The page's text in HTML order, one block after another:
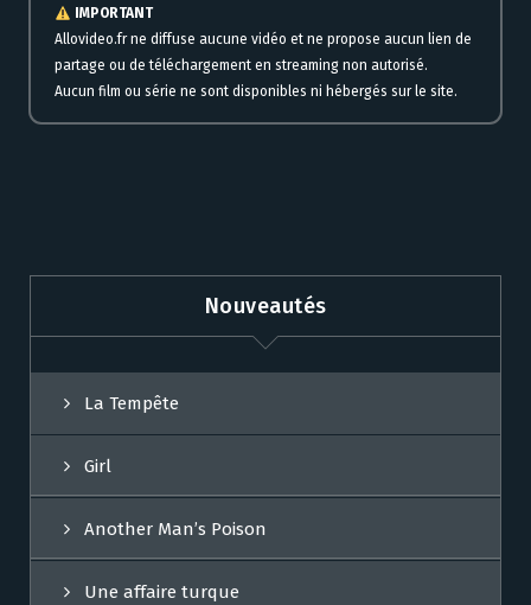
IMPORTANT
Allovideo.fr ne diffuse aucune vidéo et ne propose aucun lien de
partage ou de téléchargement en streaming non autorisé.
Aucun film ou série ne sont disponibles ni hébergés sur le site.
Nouveautés
La Tempête
Girl
Another Man’s Poison
Une affaire turque